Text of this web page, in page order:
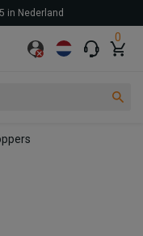
0
in Nederland